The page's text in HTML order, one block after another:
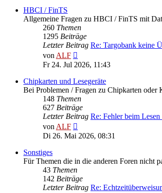
HBCI / FinTS
Allgemeine Fragen zu HBCI / FinTS mit
260 Themen
1295 Beiträge
Letzter Beitrag Re: Targobank keine
vonALF
Beitrag
Fr 24. Jul 2026, 11:43
Chipkarten und Lesegeräte
Bei Problemen / Fragen zu Chipkarten oder
148 Themen
627 Beiträge
Letzter Beitrag Re: Fehler beim Lesen
vonALF
Beitrag
Di 26. Mai 2026, 08:31
Sonstiges
Für Themen die in die anderen Foren nicht
43 Themen
142 Beiträge
Letzter Beitrag Re: